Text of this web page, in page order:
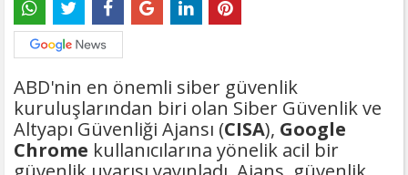
ABD'nin en önemli siber güvenlik
kuruluşlarından biri olan Siber Güvenlik ve
Altyapı Güvenliği Ajansı (CISA), Google
Chrome​ kullanıcılarına yönelik acil bir